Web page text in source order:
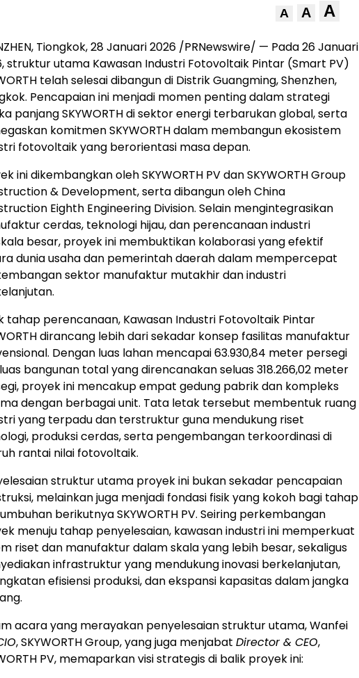
A A A
Tiongkok,28 Januari 2026 /PRNewswire/ — Pada 26 Januari
struktur utama Kawasan Industri Fotovoltaik Pintar (Smart PV)
telah selesai dibangun di Distrik Guangming, Shenzhen,
Pencapaian ini menjadi momen penting dalam strategi
panjang SKYWORTH di sektor energi terbarukan global, serta
komitmen SKYWORTH dalam membangun ekosistem
fotovoltaik yang berorientasi masa depan.
ini dikembangkan oleh SKYWORTH PV dan SKYWORTH Group
& Development, serta dibangun oleh China
Eighth Engineering Division. Selain mengintegrasikan
cerdas, teknologi hijau, dan perencanaan industri
besar, proyek ini membuktikan kolaborasi yang efektif
dunia usaha dan pemerintah daerah dalam mempercepat
sektor manufaktur mutakhir dan industri
tahap perencanaan, Kawasan Industri Fotovoltaik Pintar
dirancang lebih dari sekadar konsep fasilitas manufaktur
Dengan luas lahan mencapai 63.930,84 meter persegi
bangunan total yang direncanakan seluas 318.266,02 meter
proyek ini mencakup empat gedung pabrik dan kompleks
dengan berbagai unit. Tata letak tersebut membentuk ruang
yang terpadu dan terstruktur guna mendukung riset
produksi cerdas, serta pengembangan terkoordinasi di
rantai nilai fotovoltaik.
struktur utama proyek ini bukan sekadar pencapaian
melainkan juga menjadi fondasi fisik yang kokoh bagi tahap
berikutnya SKYWORTH PV. Seiring perkembangan
menuju tahap penyelesaian, kawasan industri ini memperkuat
riset dan manufaktur dalam skala yang lebih besar, sekaligus
infrastruktur yang mendukung inovasi berkelanjutan,
efisiensi produksi, dan ekspansi kapasitas dalam jangka
acara yang merayakan penyelesaian struktur utama, Wanfei
, SKYWORTH Group, yang juga menjabat Director & CEO,
PV, memaparkan visi strategis di balik proyek ini: